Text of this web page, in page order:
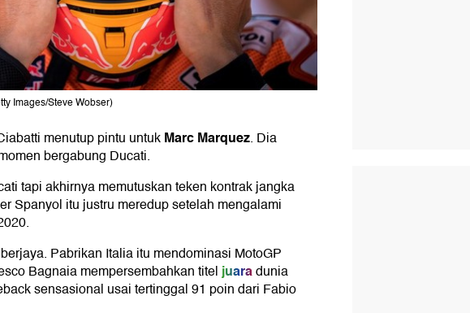
Images/Steve Wobser)
menutup pintu untukMarc Marquez. Dia
bergabung Ducati.
tapi akhirnya memutuskan teken kontrak jangka
Spanyol itu justru meredup setelah mengalami
Pabrikan Italia itu mendominasi MotoGP
Bagnaia mempersembahkan titeljuaradunia
sensasional usai tertinggal 91 poin dari Fabio